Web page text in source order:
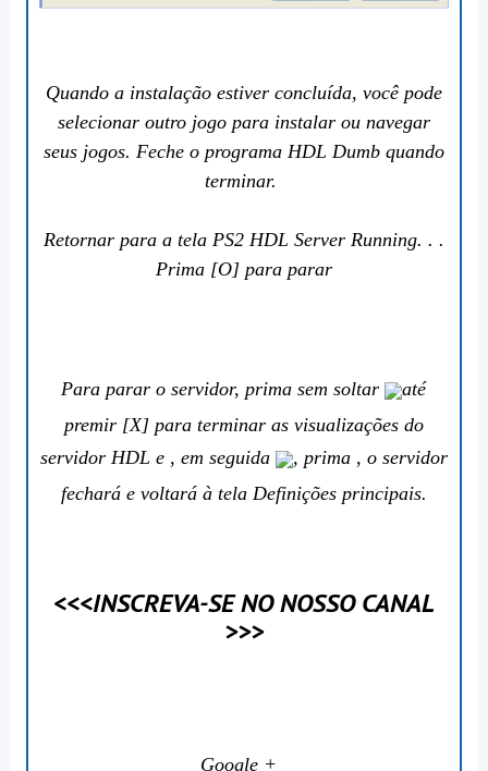
Quando a instalação estiver concluída, você pode
selecionar outro jogo para instalar ou navegar
seus jogos. Feche o programa HDL Dumb quando
terminar.
Retornar para a tela PS2 HDL Server Running. . .
Prima [O] para parar
Para parar o servidor, prima sem soltar
até
premir [X] para terminar as visualizações do
servidor HDL e , em seguida
, prima , o servidor
fechará e voltará à tela Definições principais.
<<<INSCREVA-SE NO NOSSO CANAL
>>>
Google +